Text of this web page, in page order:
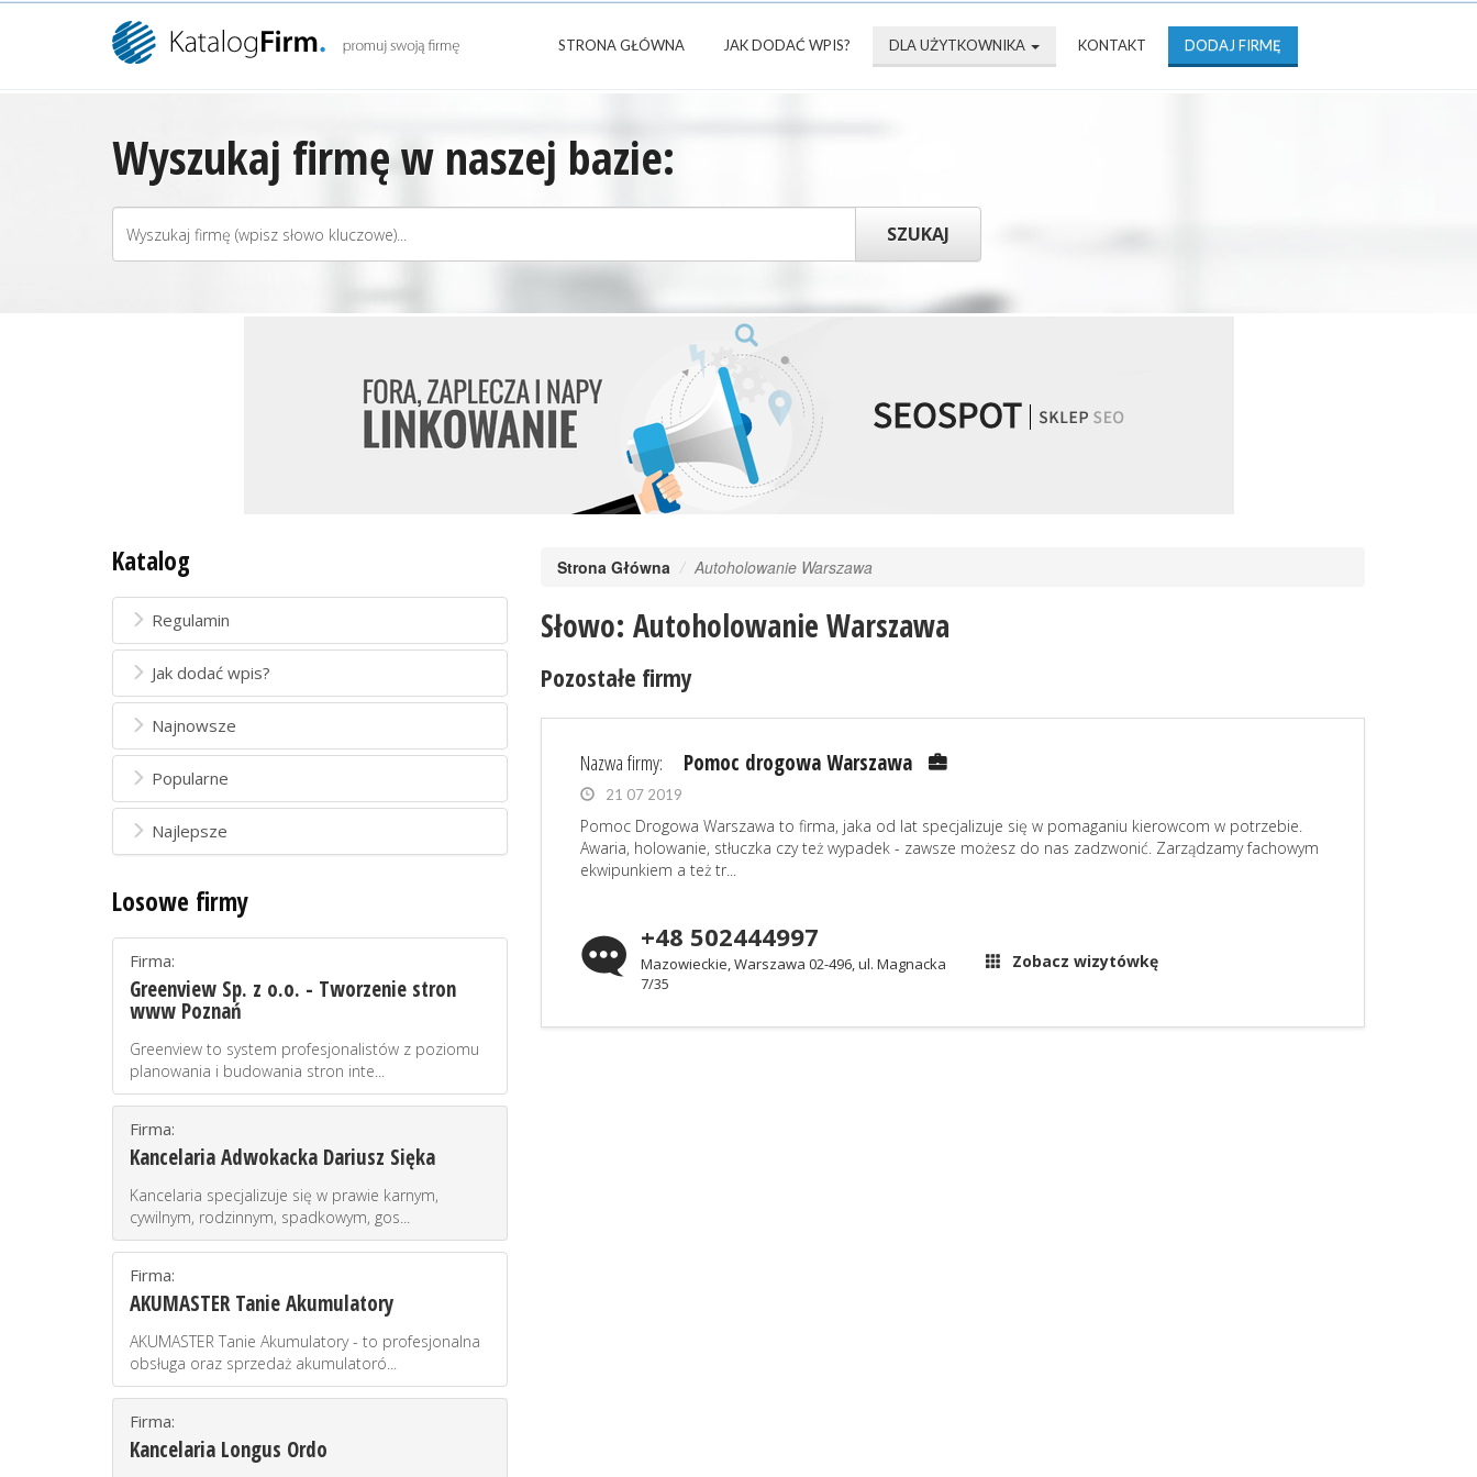
STRONA GŁÓWNA JAK DODAĆ WPIS? DLA UŻYTKOWNIKA KONTAKT DODAJ FIRMĘ
Wyszukaj firmę w naszej bazie:
Katalog
Regulamin
Jak dodać wpis?
Najnowsze
Popularne
Najlepsze
Losowe firmy
Firma:
Greenview Sp. z o.o. - Tworzenie stron
www Poznań
Greenview to system profesjonalistów z poziomu
planowania i budowania stron inte...
Firma:
Kancelaria Adwokacka Dariusz Sięka
Kancelaria specjalizuje się w prawie karnym,
cywilnym, rodzinnym, spadkowym, gos...
Firma:
AKUMASTER Tanie Akumulatory
AKUMASTER Tanie Akumulatory - to profesjonalna
obsługa oraz sprzedaż akumulatoró...
Firma:
Kancelaria Longus Ordo
Strona Główna Autoholowanie Warszawa
Słowo: Autoholowanie Warszawa
Pozostałe firmy
Nazwa firmy: Pomoc drogowa Warszawa
21 07 2019
Pomoc Drogowa Warszawa to firma, jaka od lat specjalizuje się w pomaganiu kierowcom w potrzebie.
Awaria, holowanie, stłuczka czy też wypadek - zawsze możesz do nas zadzwonić. Zarządzamy fachowym
ekwipunkiem a też tr...
+48 502444997
Mazowieckie, Warszawa 02-496, ul. Magnacka
7/35
Zobacz wizytówkę